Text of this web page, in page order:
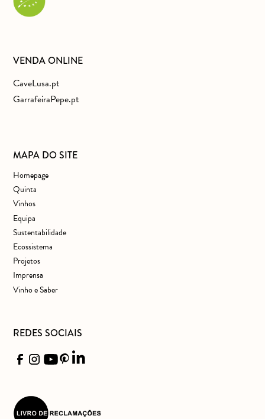
VENDA ONLINE
CaveLusa.pt
GarrafeiraPepe.pt
MAPA DO SITE
Homepage
Quinta
Vinhos
Equipa
Sustentabilidade
Ecossistema
Projetos
Imprensa
Vinho e Saber
REDES SOCIAIS